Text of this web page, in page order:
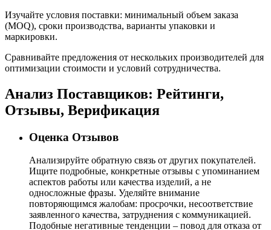
Изучайте условия поставки: минимальный объем заказа
(MOQ), сроки производства, варианты упаковки и
маркировки.
Сравнивайте предложения от нескольких производителей для
оптимизации стоимости и условий сотрудничества.
Анализ Поставщиков: Рейтинги,
Отзывы, Верификация
Оценка Отзывов
Анализируйте обратную связь от других покупателей.
Ищите подробные, конкретные отзывы с упоминанием
аспектов работы или качества изделий, а не
односложные фразы. Уделяйте внимание
повторяющимся жалобам: просрочки, несоответствие
заявленного качества, затруднения с коммуникацией.
Подобные негативные тенденции – повод для отказа от